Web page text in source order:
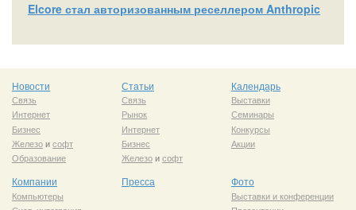
Elcore стал авторизованным реселлером Anthropic
Новости
Связь
Интернет
Бизнес
Железоисофт
Образование
Статьи
Связь
Рынок
Интернет
Бизнес
Железоисофт
Календарь
Выставки
Семинары
Конкурсы
Акции
Компании
Компьютеры
Пресса Фото
Выставки и конференции